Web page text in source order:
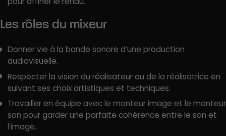
Les rôles du mixeur
Donner vie à la bande sonore d’une production
audiovisuelle.
Respecter la vision du réalisateur ou de la réalisatrice en
suivant ses choix artistiques et techniques.
Travailler en équipe avec le monteur image et le monteur
son pour garder une parfaite cohérence entre le son et
l’image.